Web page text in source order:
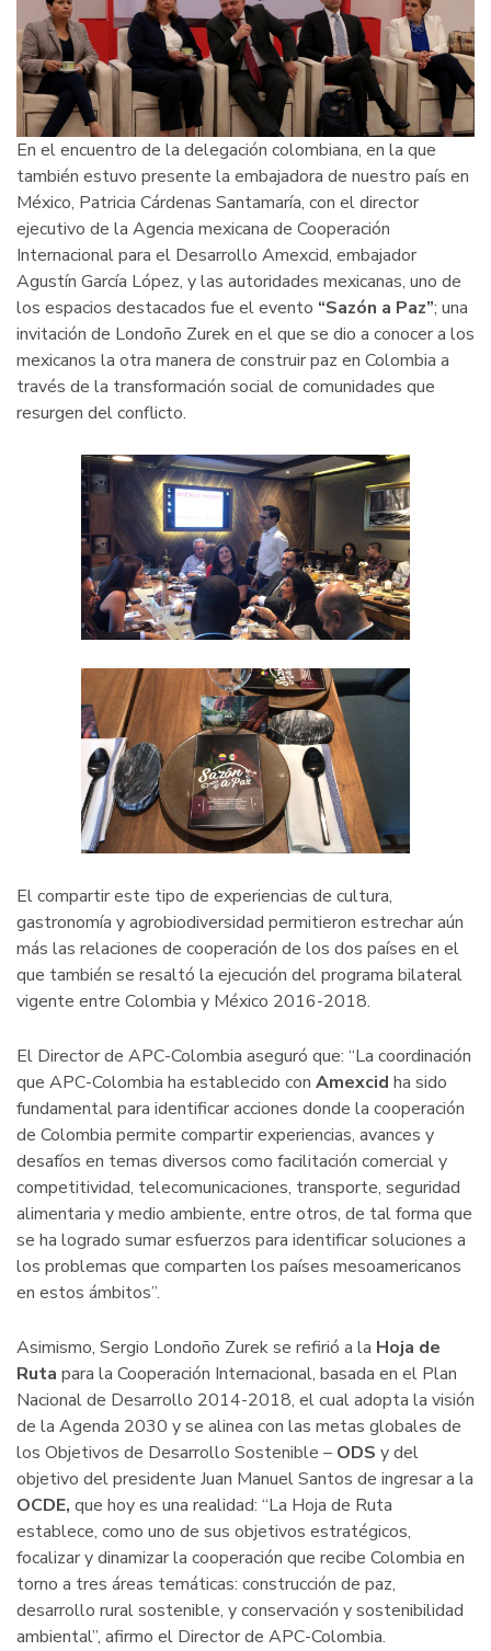
En el encuentro de la delegación colombiana, en la que
también estuvo presente la embajadora de nuestro país en
México, Patricia Cárdenas Santamaría, con el director
ejecutivo de la Agencia mexicana de Cooperación
Internacional para el Desarrollo Amexcid, embajador
Agustín García López, y las autoridades mexicanas, uno de
los espacios destacados fue el evento “Sazón a Paz”; una
invitación de Londoño Zurek en el que se dio a conocer a los
mexicanos la otra manera de construir paz en Colombia a
través de la transformación social de comunidades que
resurgen del conflicto.
El compartir este tipo de experiencias de cultura,
gastronomía y agrobiodiversidad permitieron estrechar aún
más las relaciones de cooperación de los dos países en el
que también se resaltó la ejecución del programa bilateral
vigente entre Colombia y México 2016-2018.
El Director de APC-Colombia aseguró que: “La coordinación
que APC-Colombia ha establecido con Amexcid ha sido
fundamental para identificar acciones donde la cooperación
de Colombia permite compartir experiencias, avances y
desafíos en temas diversos como facilitación comercial y
competitividad, telecomunicaciones, transporte, seguridad
alimentaria y medio ambiente, entre otros, de tal forma que
se ha logrado sumar esfuerzos para identificar soluciones a
los problemas que comparten los países mesoamericanos
en estos ámbitos”.
Asimismo, Sergio Londoño Zurek se refirió a la Hoja de
Ruta para la Cooperación Internacional, basada en el Plan
Nacional de Desarrollo 2014-2018, el cual adopta la visión
de la Agenda 2030 y se alinea con las metas globales de
los Objetivos de Desarrollo Sostenible – ODS y del
objetivo del presidente Juan Manuel Santos de ingresar a la
OCDE, que hoy es una realidad: “La Hoja de Ruta
establece, como uno de sus objetivos estratégicos,
focalizar y dinamizar la cooperación que recibe Colombia en
torno a tres áreas temáticas: construcción de paz,
desarrollo rural sostenible, y conservación y sostenibilidad
ambiental”, afirmo el Director de APC-Colombia.